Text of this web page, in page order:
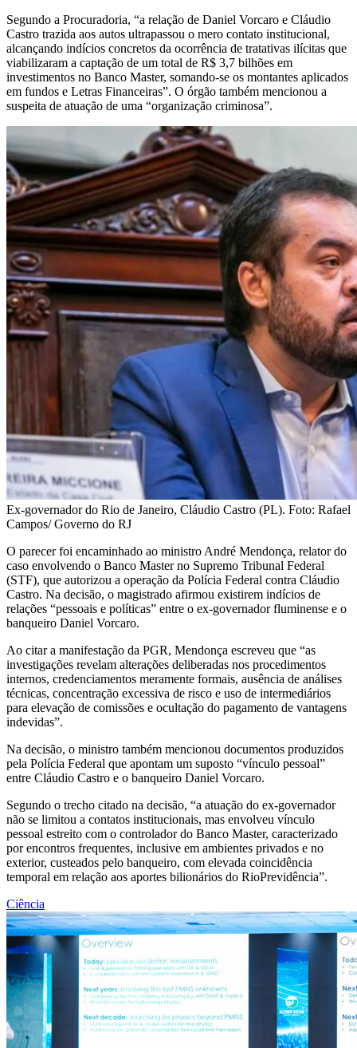
Segundo a Procuradoria, “a relação de Daniel Vorcaro e Cláudio
Castro trazida aos autos ultrapassou o mero contato institucional,
alcançando indícios concretos da ocorrência de tratativas ilícitas que
viabilizaram a captação de um total de R$ 3,7 bilhões em
investimentos no Banco Master, somando-se os montantes aplicados
em fundos e Letras Financeiras”. O órgão também mencionou a
suspeita de atuação de uma “organização criminosa”.
Ex-governador do Rio de Janeiro, Cláudio Castro (PL). Foto: Rafael
Campos/ Governo do RJ
O parecer foi encaminhado ao ministro André Mendonça, relator do
caso envolvendo o Banco Master no Supremo Tribunal Federal
(STF), que autorizou a operação da Polícia Federal contra Cláudio
Castro. Na decisão, o magistrado afirmou existirem indícios de
relações “pessoais e políticas” entre o ex-governador fluminense e o
banqueiro Daniel Vorcaro.
Ao citar a manifestação da PGR, Mendonça escreveu que “as
investigações revelam alterações deliberadas nos procedimentos
internos, credenciamentos meramente formais, ausência de análises
técnicas, concentração excessiva de risco e uso de intermediários
para elevação de comissões e ocultação do pagamento de vantagens
indevidas”.
Na decisão, o ministro também mencionou documentos produzidos
pela Polícia Federal que apontam um suposto “vínculo pessoal”
entre Cláudio Castro e o banqueiro Daniel Vorcaro.
Segundo o trecho citado na decisão, “a atuação do ex-governador
não se limitou a contatos institucionais, mas envolveu vínculo
pessoal estreito com o controlador do Banco Master, caracterizado
por encontros frequentes, inclusive em ambientes privados e no
exterior, custeados pelo banqueiro, com elevada coincidência
temporal em relação aos aportes bilionários do RioPrevidência”.
Ciência